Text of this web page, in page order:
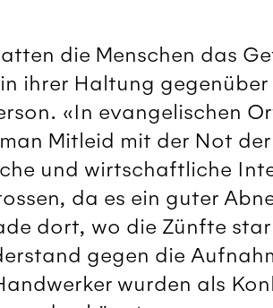
die Menschen das
ihrer Haltung
«In evangelischen
Mitleid mit der Not
und wirtschaftliche
da es ein guter
dort, wo die Zünfte
gegen die
wurden als